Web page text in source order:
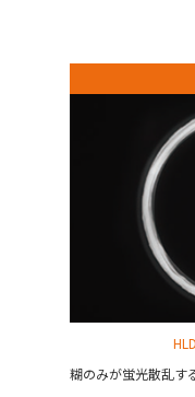
糊のみが蛍光散乱す